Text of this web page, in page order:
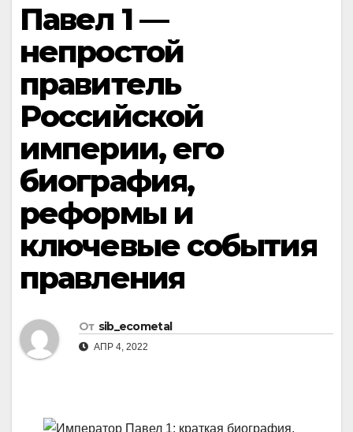
Павел 1 —
непростой
правитель
Российской
империи, его
биография,
реформы и
ключевые события
правления
От sib_ecometal
АПР 4, 2022